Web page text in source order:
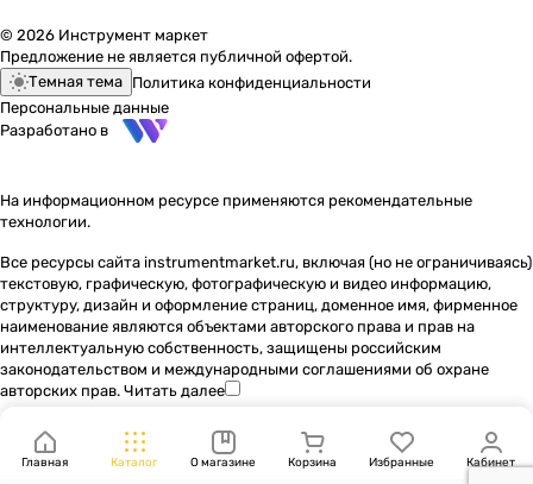
© 2026 Инструмент маркет
Предложение не является публичной офертой.
Темная тема Политика конфиденциальности
Персональные данные
Разработано в
На информационном ресурсе применяются рекомендательные
технологии.
Все ресурсы сайта instrumentmarket.ru, включая (но не ограничиваясь)
текстовую, графическую, фотографическую и видео информацию,
структуру, дизайн и оформление страниц, доменное имя, фирменное
наименование являются объектами авторского права и прав на
интеллектуальную собственность, защищены российским
законодательством и международными соглашениями об охране
авторских прав. Читать далее
Главная Каталог О магазине Корзина Избранные Кабинет